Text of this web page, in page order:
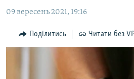
основної
навігації
Перейти
до
БЛОГИ
ПОГЛЯД
09 вересень 2021, 19:16
Поділитись Читати без